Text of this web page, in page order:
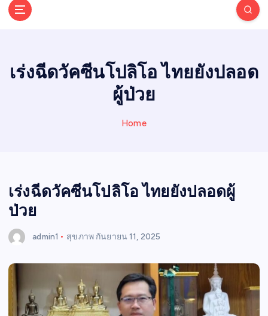
I
N
E
S
เร่งฉีดวัคซีนโปลิโอ ไทยยังปลอด
ผู้ป่วย
Home
เร่งฉีดวัคซีนโปลิโอ ไทยยังปลอดผู้
ป่วย
admin1 สุขภาพ กันยายน 11, 2025